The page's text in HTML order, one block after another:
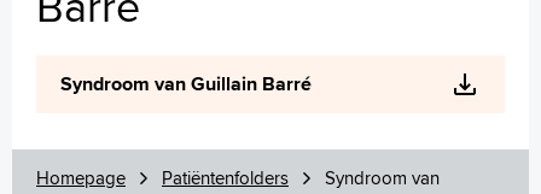
Voorleesfunctie
Zoeken
Syndroom van Guillain Barré
Homepage Patiëntenfolders
Syndroom van